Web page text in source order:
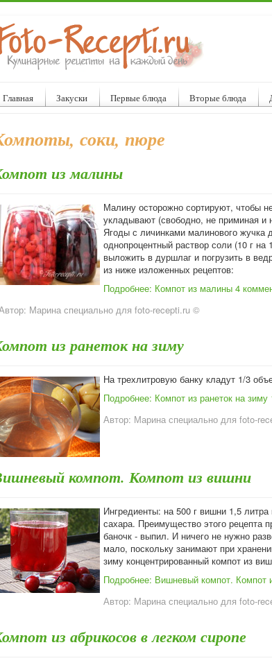
Главная Закуски Первые блюда Вторые блюда
соки, пюре
из малины
Малину осторожно сортируют, чтобы
укладывают (свободно, не приминая и
Ягоды с личинками малинового жучка
однопроцентный раствор соли (10 г
выложить в дуршлаг и погрузить в
из ниже изложенных рецептов:
Подробнее: Компот из малины 4
Марина специально для foto-recepti.ru ©
из ранеток на зиму
На трехлитровую банку кладут 1/3
Подробнее: Компот из ранеток на зиму
Автор: Марина специально для foto-
компот. Компот из вишни
Ингредиенты: на 500 г вишни 1,5
сахара. Преимущество этого рецепта
баночк - выпил. И ничего не нужно
мало, поскольку занимают при
зиму концентрированный компот из
Подробнее: Вишневый компот. Компот
Автор: Марина специально для foto-
из абрикосов в легком сиропе